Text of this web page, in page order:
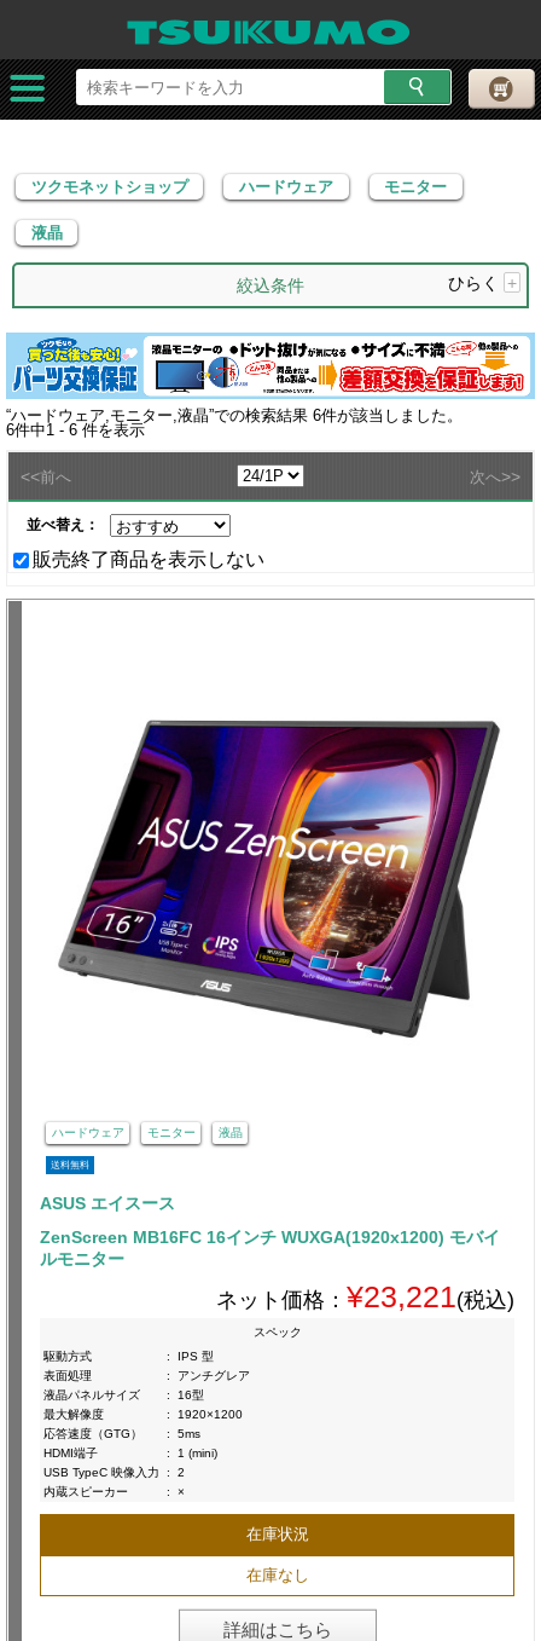
ツクモネットショップ ハードウェア モニター 液晶
ツクモネットショップ ハードウェア モニター
液晶
絞込条件 ひらく +
“ハードウェア,モニター,液晶”での検索結果 6件が該当しました。
6件中1 - 6 件を表示
<<前へ 次へ>>
並べ替え：
販売終了商品を表示しない
ハードウェア モニター 液晶
送料無料
ASUS エイスース
ZenScreen MB16FC 16インチ WUXGA(1920x1200) モバイ
ルモニター
ネット価格： ¥23,221(税込)
スペック
駆動方式
:
IPS 型
表面処理
:
アンチグレア
液晶パネルサイズ
:
16型
最大解像度
:
1920×1200
応答速度（GTG）
:
5ms
HDMI端子
:
1 (mini)
USB TypeC 映像入力
:
2
内蔵スピーカー
: ×
在庫状況
在庫なし
詳細はこちら